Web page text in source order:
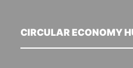
CIRCULAR ECONOMY